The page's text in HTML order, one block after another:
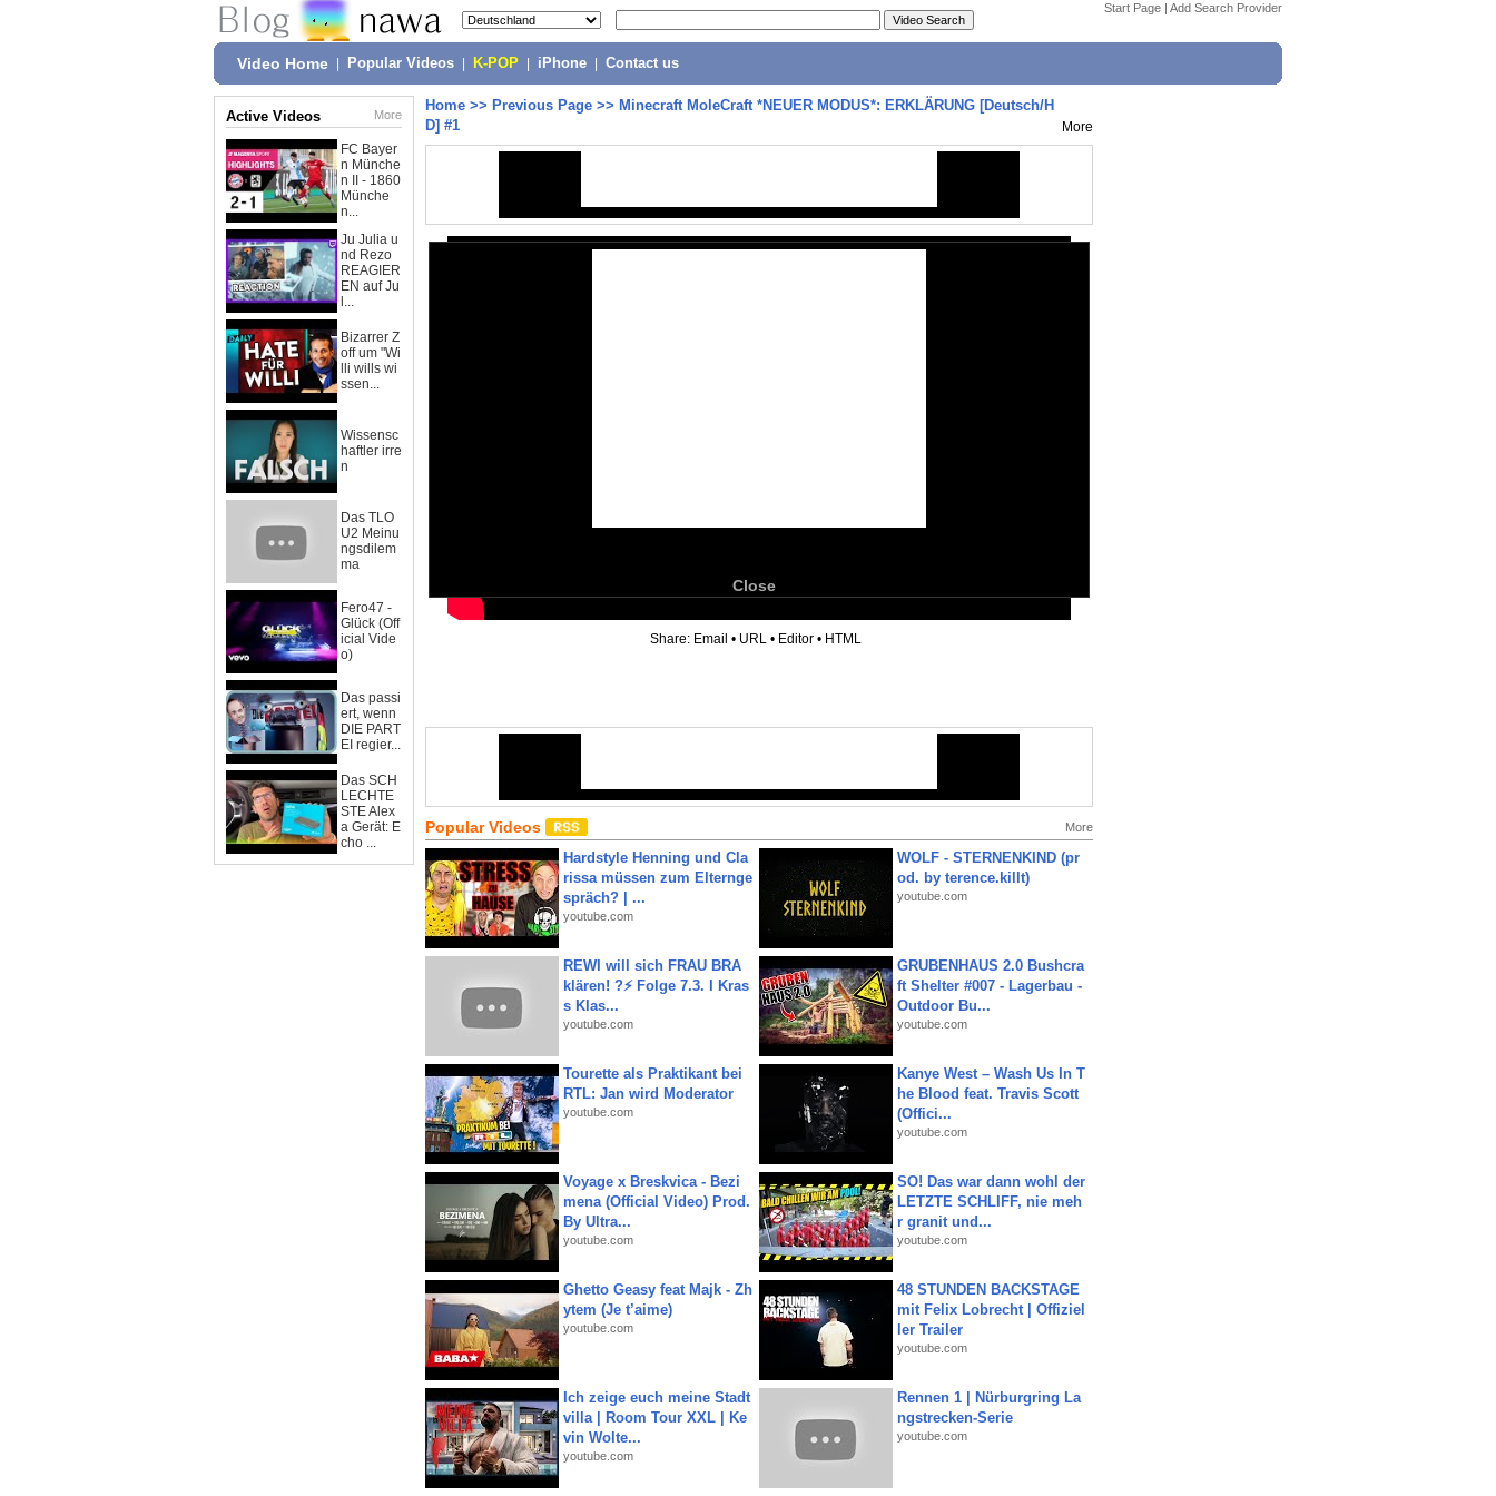
Start Page | Add Search Provider
Video Home Popular Videos K-POP iPhone Contact us
Active Videos More
FC Bayer
n Münche
n II - 1860
Münche
n...
Ju Julia u
nd Rezo
REAGIER
EN auf Ju
l...
Bizarrer Z
off um "Wi
lli wills wi
ssen...
Wissensc
haftler irre
n
Das TLO
U2 Meinu
ngsdilem
ma
Fero47 -
Glück (Off
icial Vide
o)
Das passi
ert, wenn
DIE PART
EI regier...
Das SCH
LECHTE
STE Alex
a Gerät: E
cho ...
Home >> Previous Page >> Minecraft MoleCraft *NEUER MODUS*: ERKLÄRUNG [Deutsch/H
D] #1
More
Close
Share: Email • URL • Editor • HTML
Popular Videos More
Hardstyle Henning und Cla
rissa müssen zum Elternge
spräch? | ...
youtube.com
WOLF - STERNENKIND (pr
od. by terence.killt)
youtube.com
REWI will sich FRAU BRA
klären! ?⚡️ Folge 7.3. I Kras
s Klas...
youtube.com
GRUBENHAUS 2.0 Bushcra
ft Shelter #007 - Lagerbau -
Outdoor Bu...
youtube.com
Tourette als Praktikant bei
RTL: Jan wird Moderator
youtube.com
Kanye West – Wash Us In T
he Blood feat. Travis Scott
(Offici...
youtube.com
Voyage x Breskvica - Bezi
mena (Official Video) Prod.
By Ultra...
youtube.com
SO! Das war dann wohl der
LETZTE SCHLIFF, nie meh
r granit und...
youtube.com
Ghetto Geasy feat Majk - Zh
ytem (Je t’aime)
youtube.com
48 STUNDEN BACKSTAGE
mit Felix Lobrecht | Offiziel
ler Trailer
youtube.com
Ich zeige euch meine Stadt
villa | Room Tour XXL | Ke
vin Wolte...
youtube.com
Rennen 1 | Nürburgring La
ngstrecken-Serie
youtube.com